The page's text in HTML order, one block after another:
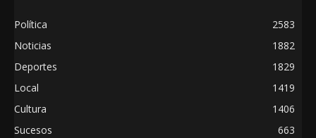
Política
2583
Noticias
1882
Deportes
1829
Local
1419
Cultura
1406
Sucesos
663